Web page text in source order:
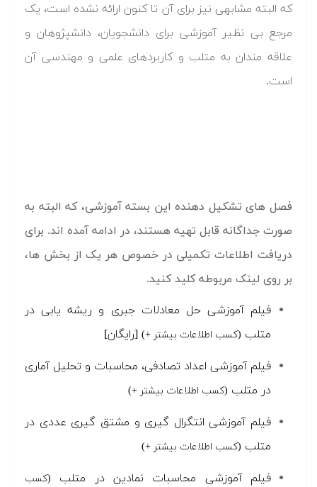
که البته مشابهی نیز برای آن تا کنون ارائه نشده است، یک
مرجع بی نظیر آموزشی برای دانشجویان، دانشپژوهان و
علاقه مندان به متلب و کاربردهای علمی و مهندسی آن
است.
فصل های تشکیل دهنده این بسته آموزشی، که البته به
صورت جداگانه قابل تهیه هستند، در ادامه آمده اند. برای
دریافت اطلاعات تکمیلی در خصوص هر یک از بخش ها،
بر روی لینک مربوطه کلید کنید.
فیلم آموزشی حل معادلات جبری و ریشه یابی در
متلب (کسب اطلاعات بیشتر +) [رایگان]
فیلم آموزشی اعداد تصادفی، محاسبات و تحلیل آماری
در متلب (کسب اطلاعات بیشتر +)
فیلم آموزشی انتگرال گیری و مشتق گیری عددی در
متلب (کسب اطلاعات بیشتر +)
فیلم آموزشی محاسبات نمادین در متلب
(کسب